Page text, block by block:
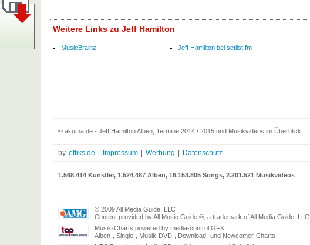
Weitere Links zu Jeff Hamilton
MusicBrainz Jeff Hamilton bei setlist.fm
© akuma.de - Jeff Hamilton Alben, Termine 2014 / 2015 und Musikvideos im Überblick
by effiks.de Impressum Werbung Datenschutz
1.568.414 Künstler, 1.524.487 Alben, 16.153.805 Songs, 2.201.521 Musikvideos
© 2009 All Media Guide, LLC
Content provided by All Music Guide ®, a trademark of All Media Guide, LLC.
Musik-Charts powered by media-control GFK
Alben-, Single-, Musik-DVD-, Download- und Newcomer-Charts